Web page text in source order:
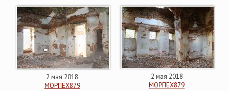
2 мая 2018
МОРПЕХ879
2 мая 2018
МОРПЕХ879